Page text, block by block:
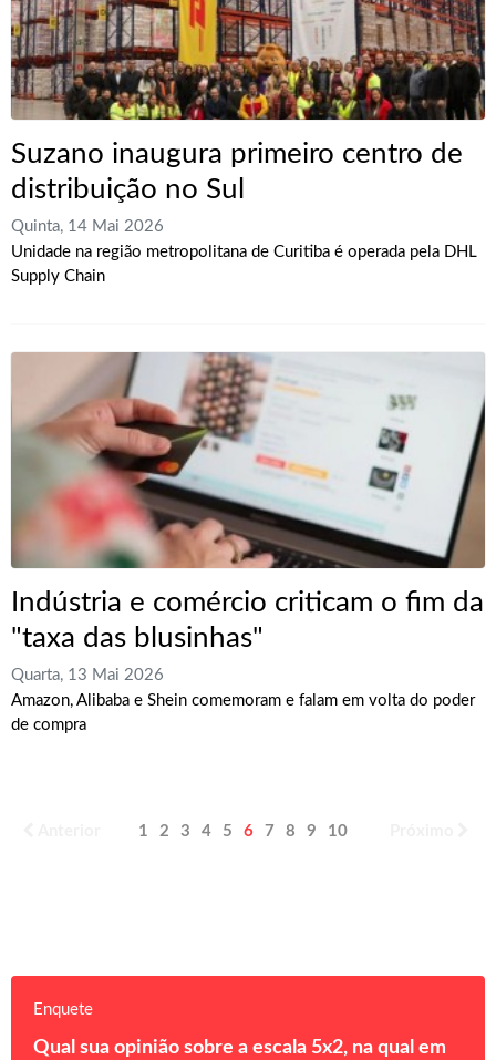
Suzano inaugura primeiro centro de
distribuição no Sul
Quinta, 14 Mai 2026
Unidade na região metropolitana de Curitiba é operada pela DHL
Supply Chain
Indústria e comércio criticam o fim da
"taxa das blusinhas"
Quarta, 13 Mai 2026
Amazon, Alibaba e Shein comemoram e falam em volta do poder
de compra
1 2 3 4 5 6 7 8 9 10
Enquete
Qual sua opinião sobre a escala 5x2, na qual em